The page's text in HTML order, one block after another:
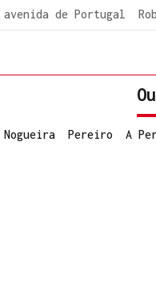
de Portugal
Nogueira Pereiro A